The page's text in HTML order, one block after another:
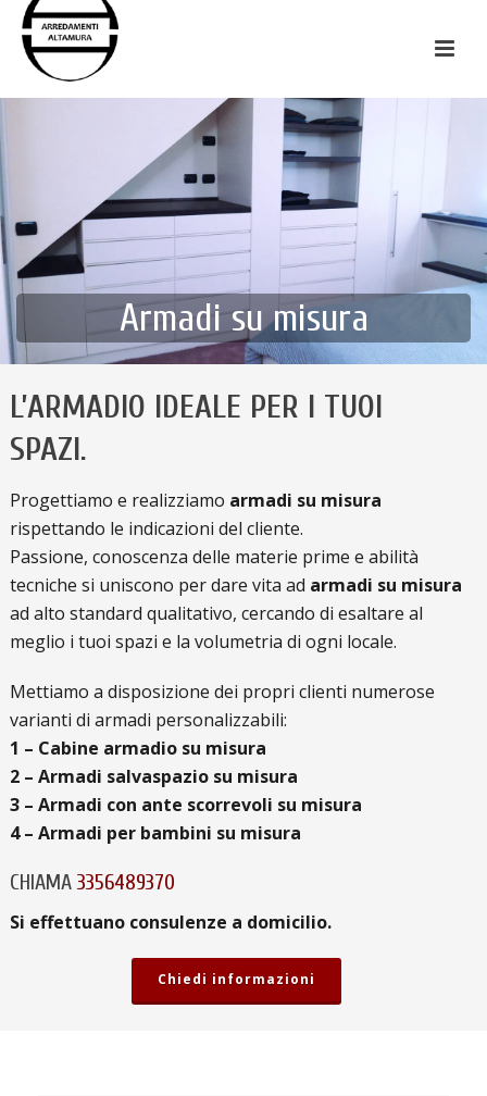
Armadi su misura
L’ARMADIO IDEALE PER I TUOI
SPAZI.
Progettiamo e realizziamo armadi su misura
rispettando le indicazioni del cliente.
Passione, conoscenza delle materie prime e abilità
tecniche si uniscono per dare vita ad armadi su misura
ad alto standard qualitativo, cercando di esaltare al
meglio i tuoi spazi e la volumetria di ogni locale.
Mettiamo a disposizione dei propri clienti numerose
varianti di armadi personalizzabili:
1 – Cabine armadio su misura
2 – Armadi salvaspazio su misura
3 – Armadi con ante scorrevoli su misura
4 – Armadi per bambini su misura
CHIAMA3356489370
Si effettuano consulenze a domicilio.
Chiedi informazioni